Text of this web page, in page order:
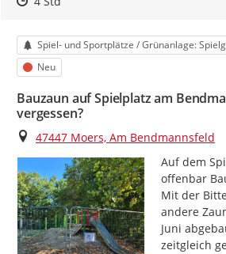
Kategorie
Spiel- und Sportplätze / Grünanlage:
Status
Neu
Bauzaun auf Spielplatz am
vergessen?
Ort
47447 Moers, Am Bendmannsfeld
Auf dem
offenbar
Mit der
andere
Juni
zeitgleich